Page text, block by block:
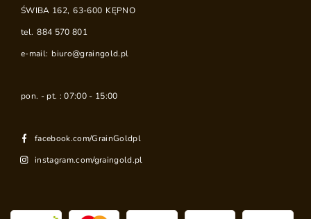
ŚWIBA 162, 63-600 KĘPNO
tel. 884 570 801
e-mail: biuro@graingold.pl
pon. - pt. : 07:00 - 15:00
facebook.com/GrainGoldpl
instagram.com/graingold.pl